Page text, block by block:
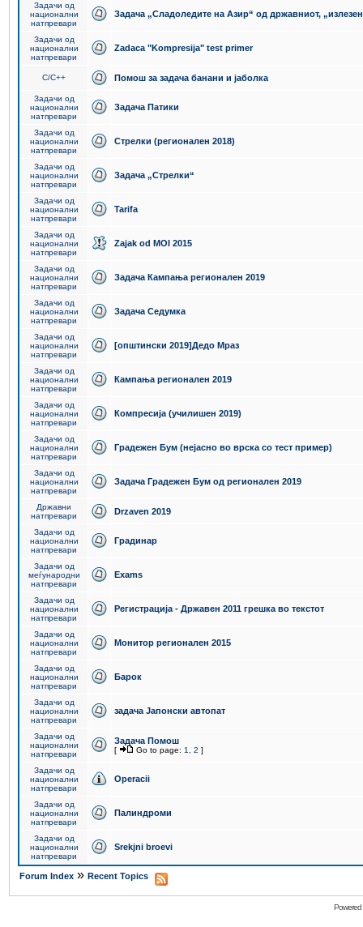
Задачи од
национални
натпревари
Задача „Сладоледите на Азир“ од државниот,
Задачи од
национални
натпревари
Zadaca "Kompresija" test primer
C/C++ Помош за задача банани и јаболка
Задачи од
национални
натпревари
Задача Патики
Задачи од
национални
натпревари
Стрелки (регионален 2018)
Задачи од
национални
натпревари
Задача „Стрелки“
Задачи од
национални
натпревари
Tarifa
Задачи од
национални
натпревари
Zajak od MOI 2015
Задачи од
национални
натпревари
Задача Кампања регионален 2019
Задачи од
национални
натпревари
Задача Седумка
Задачи од
национални
натпревари
[општински 2019]Дедо Мраз
Задачи од
национални
натпревари
Кампања регионален 2019
Задачи од
национални
натпревари
Компресија (училишен 2019)
Задачи од
национални
натпревари
Градежен Бум (нејасно во врска со тест пример)
Задачи од
национални
натпревари
Задача Градежен Бум од регионален 2019
Државни
натпревари
Drzaven 2019
Задачи од
национални
натпревари
Градинар
Задачи од
меѓународни
натпревари
Exams
Задачи од
национални
натпревари
Регистрација - Државен 2011 грешка во текстот
Задачи од
национални
натпревари
Монитор регионален 2015
Задачи од
национални
натпревари
Барок
Задачи од
национални
натпревари
задача Јапонски автопат
Задачи од
национални
натпревари
Задача Помош
[ Go to page: 1 2 ]
Задачи од
национални
натпревари
Operacii
Задачи од
национални
натпревари
Палиндроми
Задачи од
национални
натпревари
Srekjni broevi
Forum Index » Recent Topics